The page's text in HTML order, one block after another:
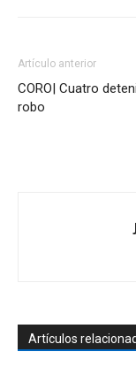
Artículo anterior
CORO| Cuatro
robo
Artículos